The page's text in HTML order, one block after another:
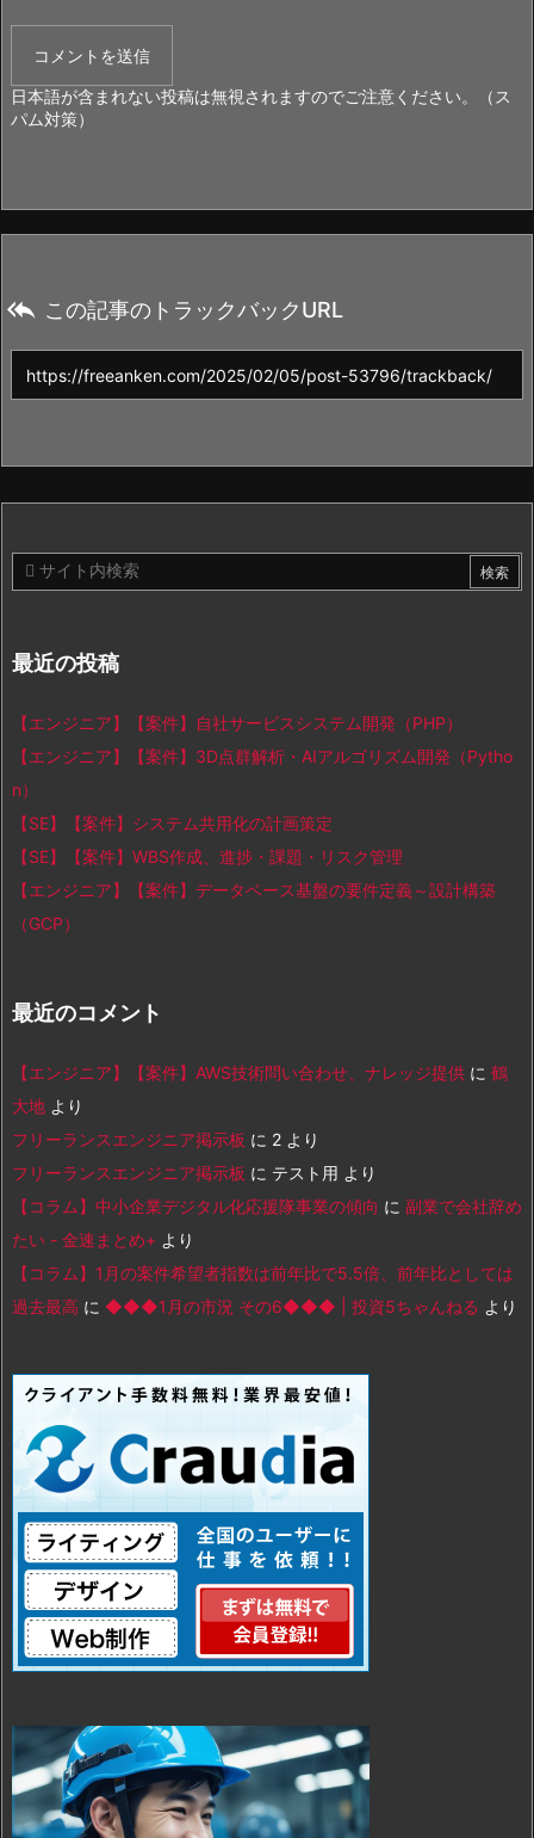
日本語が含まれない投稿は無視されますのでご注意ください。（ス
パム対策）
 この記事のトラックバックURL
最近の投稿
【エンジニア】【案件】自社サービスシステム開発（PHP）
【エンジニア】【案件】3D点群解析・AIアルゴリズム開発（Pytho
n）
【SE】【案件】システム共用化の計画策定
【SE】【案件】WBS作成、進捗・課題・リスク管理
【エンジニア】【案件】データベース基盤の要件定義～設計構築
（GCP）
最近のコメント
【エンジニア】【案件】AWS技術問い合わせ、ナレッジ提供 に 鶴
大地 より
フリーランスエンジニア掲示板 に 2 より
フリーランスエンジニア掲示板 に テスト用 より
【コラム】中小企業デジタル化応援隊事業の傾向 に 副業で会社辞め
たい - 金速まとめ+ より
【コラム】1月の案件希望者指数は前年比で5.5倍、前年比としては
過去最高 に ◆◆◆1月の市況 その6◆◆◆ | 投資5ちゃんねる より